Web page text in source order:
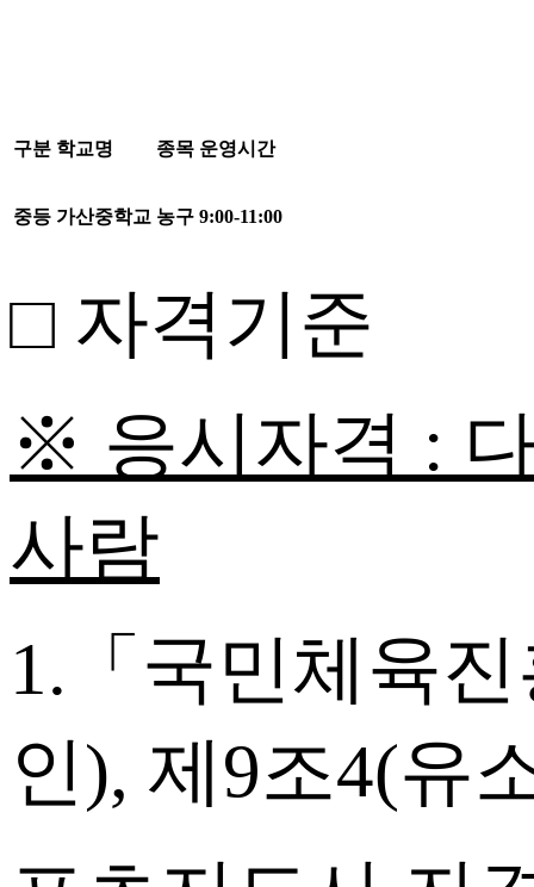
구분 학교명 종목 운영시간
중등 가산중학교 농구 9:00-11:00
□ 자격기준
※ 응시자격 :
사람
1.「국민체육
인), 제9조4(유